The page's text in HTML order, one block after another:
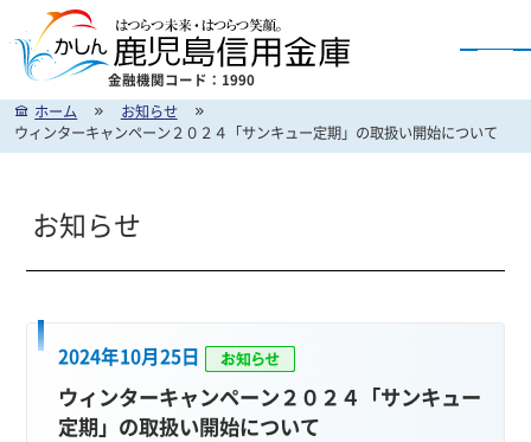
金融機関コード：1990
かしん インターネットバンキングのご案内
ホーム
お知らせ
ウィンターキャンペーン２０２４「サンキュー定期」の取扱い開始について
お知らせ
2024年10月25日
ウィンターキャンペーン２０２４「サンキュー
定期」の取扱い開始について